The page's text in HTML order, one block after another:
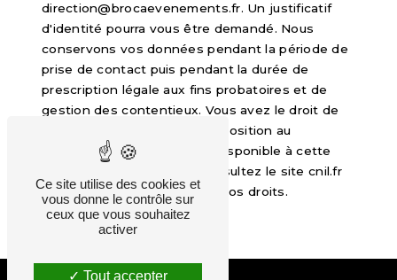
direction@brocaevenements.fr. Un justificatif
d'identité pourra vous être demandé. Nous
conservons vos données pendant la période de
prise de contact puis pendant la durée de
prescription légale aux fins probatoires et de
gestion des contentieux. Vous avez le droit de
vous inscrire sur la liste d'opposition au
démarchage téléphonique, disponible à cette
. Consultez le site cnil.fr
pour plus d’informations sur vos droits.
Ce site utilise des cookies et
vous donne le contrôle sur
ceux que vous souhaitez
activer
Tout accepter